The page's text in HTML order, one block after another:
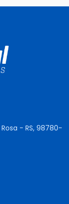
- RS, 98780-